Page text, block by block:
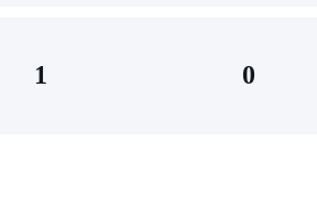
1 0